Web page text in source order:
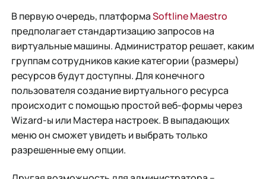
В первую очередь, платформаSoftline Maestro
предполагает стандартизацию запросов на
виртуальные машины. Администратор решает, каким
группам сотрудников какие категории (размеры)
ресурсов будут доступны. Для конечного
пользователя создание виртуального ресурса
происходит с помощью простой веб-формы через
Wizard-ы или Мастера настроек. В выпадающих
меню он сможет увидеть и выбрать только
разрешенные ему опции.